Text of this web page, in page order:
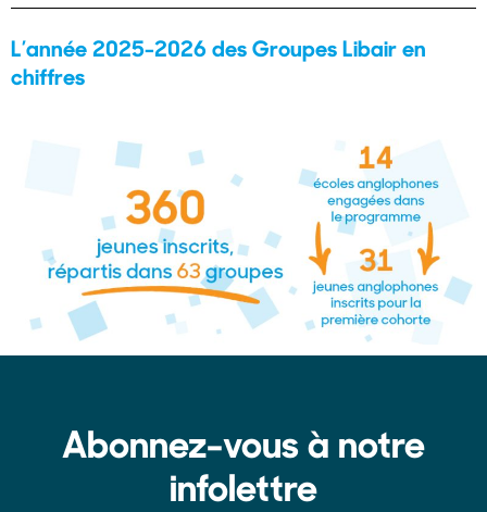
L’année 2025-2026 des Groupes Libair en
chiffres
Abonnez-vous à notre
infolettre